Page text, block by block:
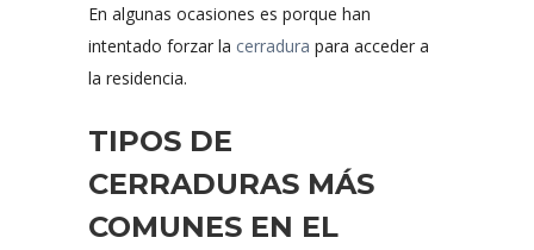
En algunas ocasiones es porque han
intentado forzar la cerradura para acceder a
la residencia.
TIPOS DE
CERRADURAS MÁS
COMUNES EN EL